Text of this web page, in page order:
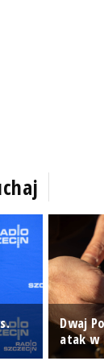
Dwaj
atak w